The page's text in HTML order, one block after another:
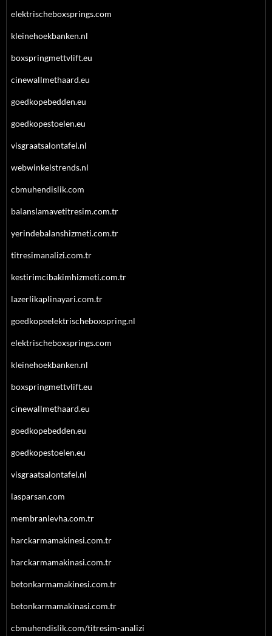
elektrischeboxsprings.com
kleinehoekbanken.nl
boxspringmettvlift.eu
cinewallmethaard.eu
goedkopebedden.eu
goedkopestoelen.eu
visgraatsalontafel.nl
webwinkelstrends.nl
cbmuhendislik.com
balanslamavetitresim.com.tr
yerindebalanshizmeti.com.tr
titresimanalizi.com.tr
kestirimcibakimhizmeti.com.tr
lazerlikaplinayari.com.tr
goedkopeelektrischeboxspring.nl
elektrischeboxsprings.com
kleinehoekbanken.nl
boxspringmettvlift.eu
cinewallmethaard.eu
goedkopebedden.eu
goedkopestoelen.eu
visgraatsalontafel.nl
lasparsan.com
membranlevha.com.tr
harckarmamakinesi.com.tr
harckarmamakinasi.com.tr
betonkarmamakinesi.com.tr
betonkarmamakinasi.com.tr
cbmuhendislik.com/titresim-analizi